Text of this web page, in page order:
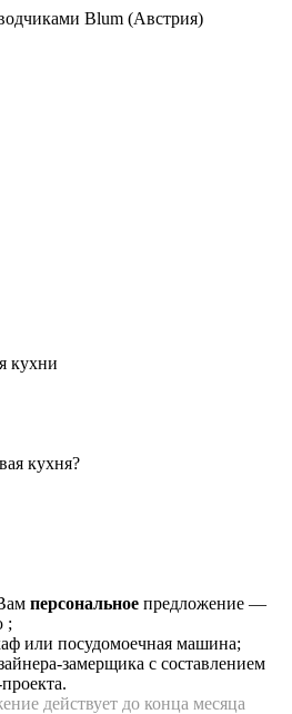
Blum (Австрия)
кухни
кухня?
персональное предложение —
;
или посудомоечная машина;
замерщика с составлением
действует до конца месяца